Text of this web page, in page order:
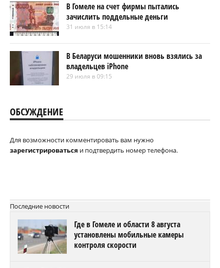
В Гомеле на счет фирмы пытались
зачислить поддельные деньги
31 июля в 15:14
В Беларуси мошенники вновь взялись за
владельцев iPhone
29 июля в 09:15
ОБСУЖДЕНИЕ
Для возможности комментировать вам нужно
зарегистрироваться и подтвердить номер телефона.
Последние новости
Где в Гомеле и области 8 августа
установлены мобильные камеры
контроля скорости